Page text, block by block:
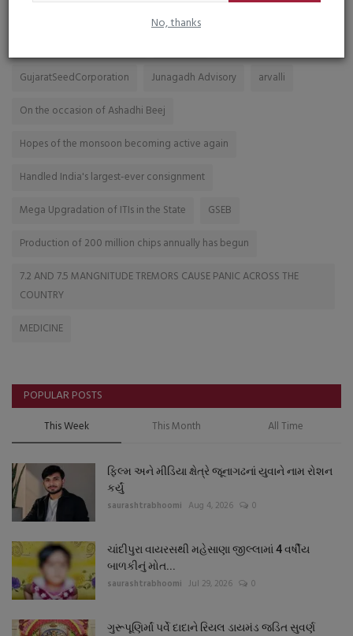
No, thanks
GujaratSeedCorporation
Junagadh Advisory
arvalli
On the occasion of Ashadhi Beej
Hopes of the monsoon becoming active again
Handled India's largest-ever consignment
Mega Upgradation of ITIs in the State
GSEB
Production of 200 million chips annually has begun
7.2 AND 7.5 MANGNITUDE TREMORS CAUSE PANIC ACROSS THE
COUNTRY
MEDICINE
POPULAR POSTS
This Week This Month All Time
ફિલ્મ અને મીડિયા ક્ષેત્રે જૂનાગઢનાં યુવાને નામ રોશન
કર્યું
saurashtrabhoomi Aug 4, 2026 0
ચાંદીપુરા વાયરસથી મહેસાણા જીલ્લામાં 4 વર્ષીય
બાળકીનું મોત...
saurashtrabhoomi Jul 29, 2026 0
ગુરૂપૂણિર્માં પર્વે દાદાને રિયલ ડાયમંડ જડિત સુવર્ણ